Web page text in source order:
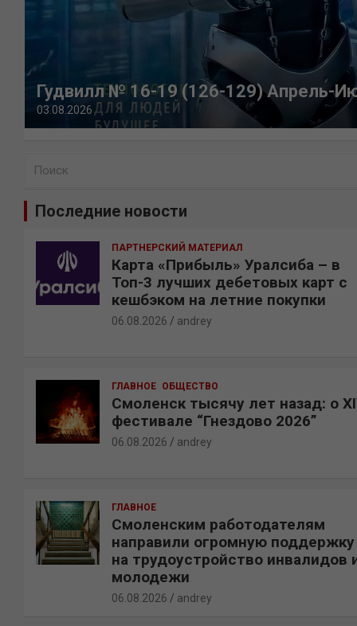
Гудвилл № 16-19 (126-129) Апрель-
03.08.2026
Последние новости
ПАРТНЕРСКИЙ МАТЕРИАЛ
Карта «Прибыль» Уралсиба – в
Топ-3 лучших дебетовых карт с
кешбэком на летние покупки
06.08.2026 andrey
ГЛАВНОЕ ОБЩЕСТВО
Смоленск тысячу лет назад: о
фестивале “Гнездово 2026”
06.08.2026 andrey
ГЛАВНОЕ
Смоленским работодателям
направили огромную поддержку
на трудоустройство инвалидов
молодежи
06.08.2026 andrey